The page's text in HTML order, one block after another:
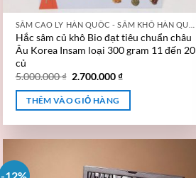
Hắc sâm củ khô Bio đạt tiêu chuẩn châu
Âu Korea Insam loại 300 gram 11 đến 20
củ
5.000.000₫ 2.700.000₫
THÊM VÀO GIỎ HÀNG
-12%